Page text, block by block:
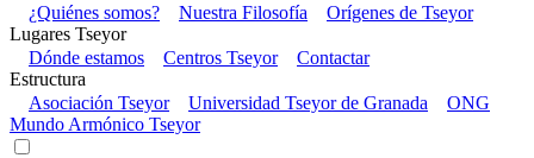
¿Quiénes somos?
Nuestra Filosofía
Orígenes de Tseyor
Lugares Tseyor
Dónde estamos
Centros Tseyor
Contactar
Estructura
Asociación Tseyor
Universidad Tseyor de Granada
ONG
Mundo Armónico Tseyor